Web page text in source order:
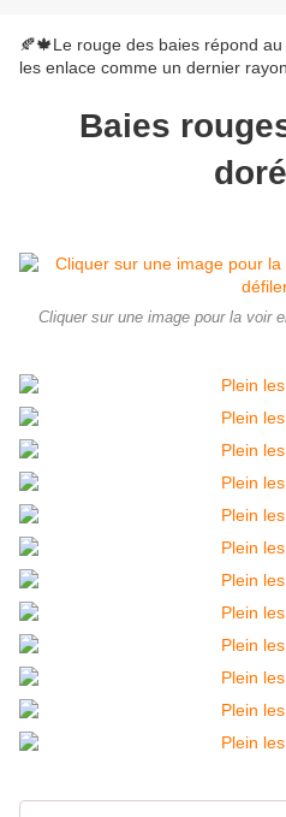
🍂🍁Le rouge des baies répond
les enlace comme un dernier
Baies
Cliquer sur une image pour la voir